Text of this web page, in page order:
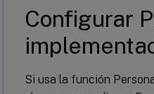
Configurar
Si usa la función